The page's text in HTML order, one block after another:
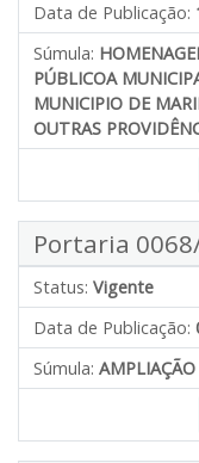
Data de Publicação:
Súmula:
PÚBLICOA
MUNICIPIO DE
OUTRAS
Portaria
Status: Vigente
Data de Publicação:
Súmula: AMPLIAÇÃO